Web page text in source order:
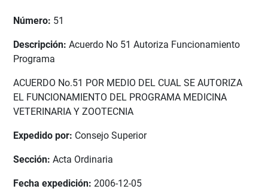
Número: 51
Descripción: Acuerdo No 51 Autoriza Funcionamiento
Programa
ACUERDO No.51 POR MEDIO DEL CUAL SE AUTORIZA
EL FUNCIONAMIENTO DEL PROGRAMA MEDICINA
VETERINARIA Y ZOOTECNIA
Expedido por: Consejo Superior
Sección: Acta Ordinaria
Fecha expedición: 2006-12-05